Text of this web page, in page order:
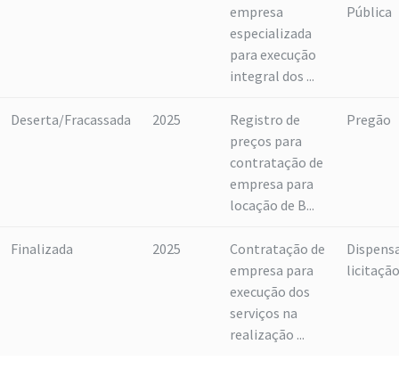
empresa
especializada
para execução
integral dos ...
Pública
Deserta/Fracassada 2025
Registro de
preços para
contratação de
empresa para
locação de B...
Pregão
Finalizada 2025
Contratação de
empresa para
execução dos
serviços na
realização ...
licitação